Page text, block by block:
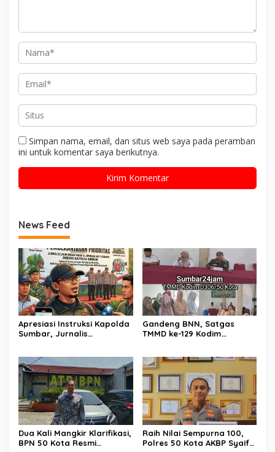
Simpan nama, email, dan situs web saya pada peramban
ini untuk komentar saya berikutnya.
News Feed
Apresiasi Instruksi Kapolda
Sumbar, Jurnalis
BBM dan Tambang Ilegal
Gandeng BNN, Satgas
TMMD ke-129 Kodim
Narkoba
Dua Kali Mangkir Klarifikasi,
BPN 50 Kota Resmi
Raih Nilai Sempurna 100,
Polres 50 Kota AKBP Syaiful